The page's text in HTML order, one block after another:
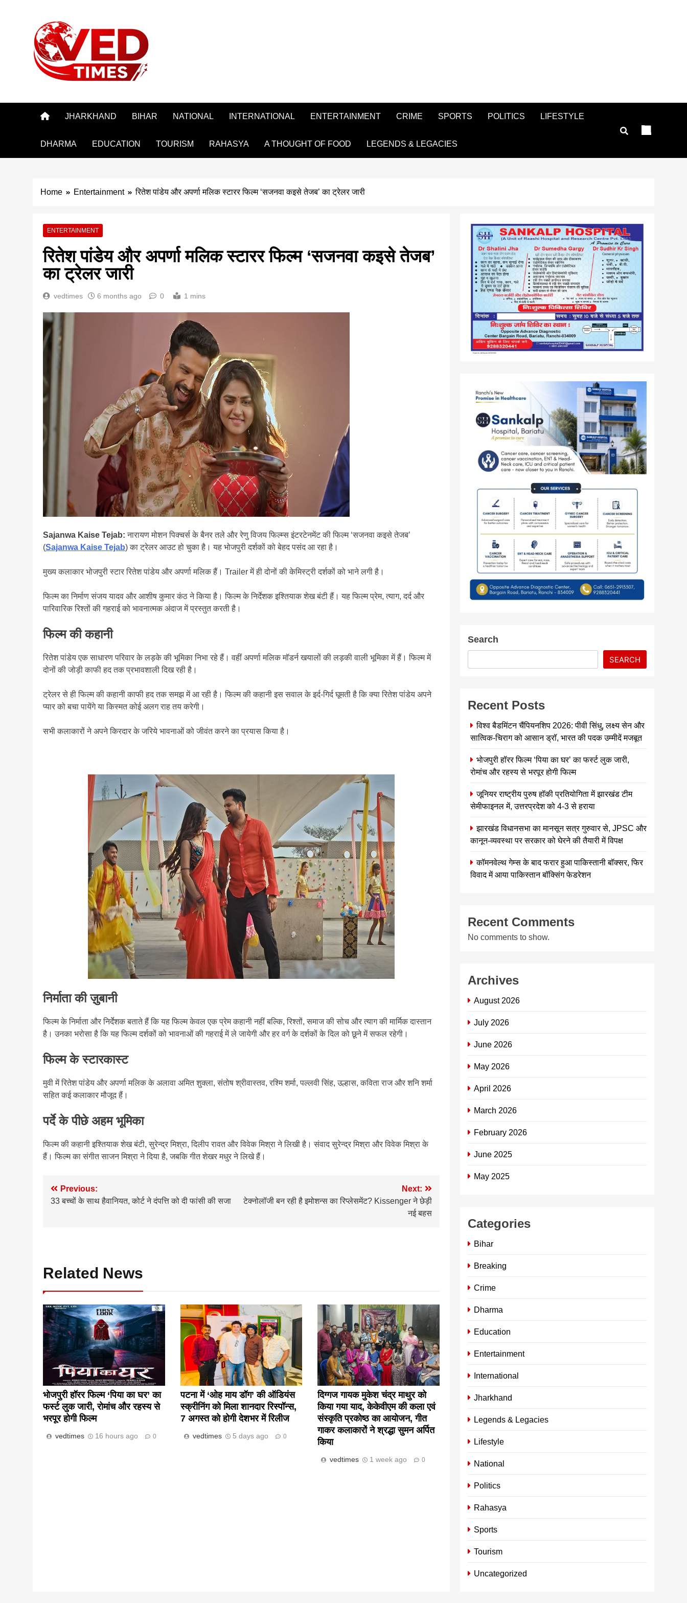
JHARKHAND BIHAR NATIONAL INTERNATIONAL ENTERTAINMENT CRIME SPORTS POLITICS LIFESTYLE
DHARMA EDUCATION TOURISM RAHASYA A THOUGHT OF FOOD LEGENDS & LEGACIES
Home Entertainment रितेश पांडेय और अपर्णा मलिक स्टारर फिल्म ‘सजनवा कइसे तेजब’ का ट्रेलर जारी
ENTERTAINMENT
रितेश पांडेय और अपर्णा मलिक स्टारर फिल्म ‘सजनवा कइसे तेजब’
का ट्रेलर जारी
vedtimes 6 months ago 0 1 mins
Sajanwa Kaise Tejab: नारायण मोशन पिक्चर्स के बैनर तले और रेणु विजय फिल्म्स इंटरटेनमेंट की फिल्म ‘सजनवा कइसे तेजब’
(Sajanwa Kaise Tejab) का ट्रेलर आउट हो चुका है। यह भोजपुरी दर्शकों को बेहद पसंद आ रहा है।
मुख्य कलाकार भोजपुरी स्टार रितेश पांडेय और अपर्णा मलिक हैं। Trailer में ही दोनों की केमिस्ट्री दर्शकों को भाने लगी है।
फिल्म का निर्माण संजय यादव और आशीष कुमार कंठ ने किया है। फिल्म के निर्देशक इश्तियाक शेख बंटी हैं। यह फिल्म प्रेम, त्याग, दर्द और
पारिवारिक रिश्तों की गहराई को भावनात्मक अंदाज में प्रस्तुत करती है।
फिल्म की कहानी
रितेश पांडेय एक साधारण परिवार के लड़के की भूमिका निभा रहे हैं। वहीं अपर्णा मलिक मॉडर्न खयालों की लड़की वाली भूमिका में हैं। फिल्म में
दोनों की जोड़ी काफी हद तक प्रभावशाली दिख रही है।
ट्रेलर से ही फिल्म की कहानी काफी हद तक समझ में आ रही है। फिल्म की कहानी इस सवाल के इर्द-गिर्द घूमती है कि क्या रितेश पांडेय अपने
प्यार को बचा पायेंगे या किस्मत कोई अलग राह तय करेगी।
सभी कलाकारों ने अपने किरदार के जरिये भावनाओं को जीवंत करने का प्रयास किया है।
निर्माता की ज़ुबानी
फिल्म के निर्माता और निर्देशक बताते हैं कि यह फिल्म केवल एक प्रेम कहानी नहीं बल्कि, रिश्तों, समाज की सोच और त्याग की मार्मिक दास्तान
है। उनका भरोसा है कि यह फिल्म दर्शकों को भावनाओं की गहराई में ले जायेगी और हर वर्ग के दर्शकों के दिल को छूने में सफल रहेगी।
फिल्म के स्टारकास्ट
मुवी में रितेश पांडेय और अपर्णा मलिक के अलावा अमित शुक्ला, संतोष श्रीवास्तव, रश्मि शर्मा, पल्लवी सिंह, उल्हास, कविता राज और शनि शर्मा
सहित कई कलाकार मौजूद हैं।
पर्दे के पीछे अहम भूमिका
फिल्म की कहानी इश्तियाक शेख बंटी, सुरेन्द्र मिश्रा, दिलीप रावत और विवेक मिश्रा ने लिखी है। संवाद सुरेन्द्र मिश्रा और विवेक मिश्रा के
हैं। फिल्म का संगीत साजन मिश्रा ने दिया है, जबकि गीत शेखर मधुर ने लिखे हैं।
Post
Previous:
33 बच्चों के साथ हैवानियत, कोर्ट ने दंपत्ति को दी फांसी की सजा
Next:
टेक्नोलॉजी बन रही है इमोशन्स का रिप्लेसमेंट? Kissenger ने छेड़ी
नई बहस
Related News
भोजपुरी हॉरर फिल्म ‘पिया का घर’ का
फर्स्ट लुक जारी, रोमांच और रहस्य से
भरपूर होगी फिल्म
vedtimes 16 hours ago 0
पटना में ‘ओह माय डॉग’ की ऑडियंस
स्क्रीनिंग को मिला शानदार रिस्पॉन्स,
7 अगस्त को होगी देशभर में रिलीज
vedtimes 5 days ago 0
दिग्गज गायक मुकेश चंद्र माथुर को
किया गया याद, केकेवीएम की कला एवं
संस्कृति प्रकोष्ठ का आयोजन, गीत
गाकर कलाकारों ने श्रद्धा सुमन अर्पित
किया
vedtimes 1 week ago 0
Search
SEARCH
Recent Posts
विश्व बैडमिंटन चैंपियनशिप 2026: पीवी सिंधु, लक्ष्य सेन और
सात्विक-चिराग को आसान ड्रॉ, भारत की पदक उम्मीदें मजबूत
भोजपुरी हॉरर फिल्म ‘पिया का घर’ का फर्स्ट लुक जारी,
रोमांच और रहस्य से भरपूर होगी फिल्म
जूनियर राष्ट्रीय पुरुष हॉकी प्रतियोगिता में झारखंड टीम
सेमीफाइनल में, उत्तरप्रदेश को 4-3 से हराया
झारखंड विधानसभा का मानसून सत्र गुरुवार से, JPSC और
कानून-व्यवस्था पर सरकार को घेरने की तैयारी में विपक्ष
कॉमनवेल्थ गेम्स के बाद फरार हुआ पाकिस्तानी बॉक्सर, फिर
विवाद में आया पाकिस्तान बॉक्सिंग फेडरेशन
Recent Comments
No comments to show.
Archives
August 2026
July 2026
June 2026
May 2026
April 2026
March 2026
February 2026
June 2025
May 2025
Categories
Bihar
Breaking
Crime
Dharma
Education
Entertainment
International
Jharkhand
Legends & Legacies
Lifestyle
National
Politics
Rahasya
Sports
Tourism
Uncategorized